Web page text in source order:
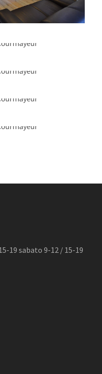
19 sabato 9-12 / 15-19